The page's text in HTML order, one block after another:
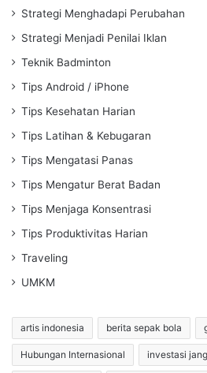
Strategi Menghadapi Perubahan
Strategi Menjadi Penilai Iklan
Teknik Badminton
Tips Android / iPhone
Tips Kesehatan Harian
Tips Latihan & Kebugaran
Tips Mengatasi Panas
Tips Mengatur Berat Badan
Tips Menjaga Konsentrasi
Tips Produktivitas Harian
Traveling
UMKM
artis indonesia berita sepak bola
Hubungan Internasional investasi